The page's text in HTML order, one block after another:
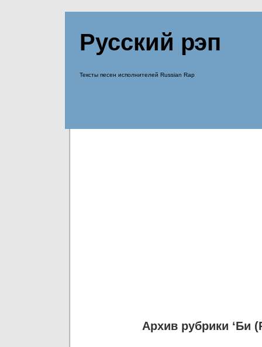
Русский рэп
Тексты песен исполнителей Russian Rap
Архив рубрики ‘Би